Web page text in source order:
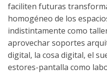
faciliten futuras
homogéneo de los
indistintamente como
aprovechar soportes
digital, la cosa digital, el
estores-pantalla como